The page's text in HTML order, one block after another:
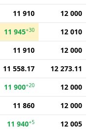
11 910
12 000
11 945+30
12 010
11 910
12 000
11 558.17
12 273.11
11 900+20
12 000
11 860
12 000
11 940+5
12 005